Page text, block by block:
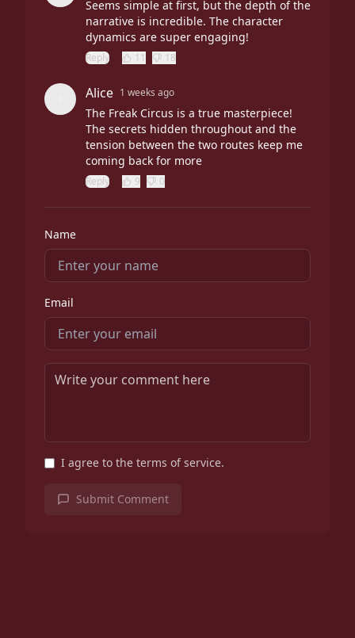
Seems simple at first, but the depth of the
narrative is incredible. The character
dynamics are super engaging!
Reply 11 18
Alice 1 weeks ago
The Freak Circus is a true masterpiece!
The secrets hidden throughout and the
tension between the two routes keep me
coming back for more
Reply 9 0
Name
Email
I agree to the terms of service.
Submit Comment